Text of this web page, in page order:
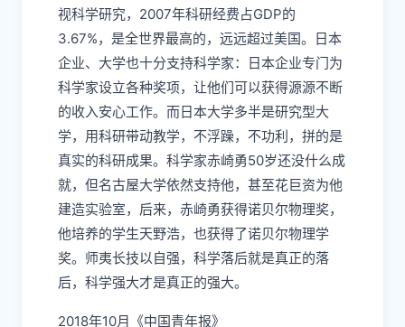
视科学研究，2007年科研经费占GDP的
3.67%，是全世界最高的，远远超过美国。日本
企业、大学也十分支持科学家：日本企业专门为
科学家设立各种奖项，让他们可以获得源源不断
的收入安心工作。而日本大学多半是研究型大
学，用科研带动教学，不浮躁，不功利，拼的是
真实的科研成果。科学家赤崎勇50岁还没什么成
就，但名古屋大学依然支持他，甚至花巨资为他
建造实验室，后来，赤崎勇获得诺贝尔物理奖，
他培养的学生天野浩，也获得了诺贝尔物理学
奖。师夷长技以自强，科学落后就是真正的落
后，科学强大才是真正的强大。
2018年10月《中国青年报》